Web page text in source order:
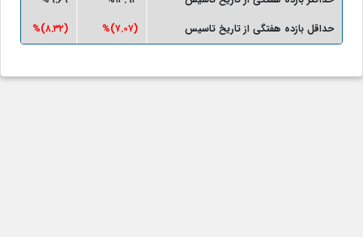
حداقل بازده هفتگی از تاریخ تاسیس
(۷.۰۷)% (۸.۳۲)%